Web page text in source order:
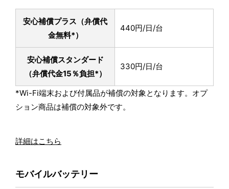
安心補償プラス （弁償代
金無料*）
440円/日/台
安心補償スタンダード
（弁償代金15％負担*）
330円/日/台
*Wi-Fi端末および付属品が補償の対象となります。オプ
ション商品は補償の対象外です。
詳細はこちら
モバイルバッテリー